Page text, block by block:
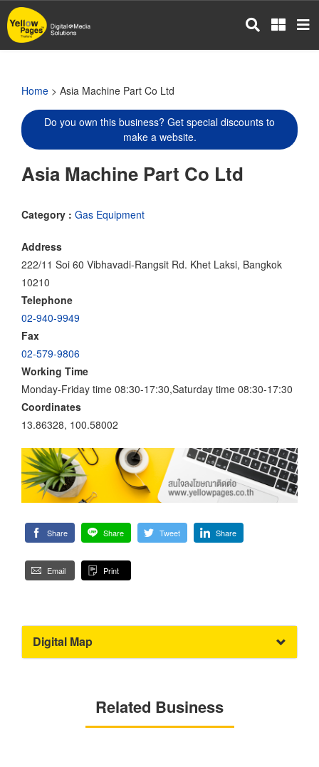
Skip
to
main
Home > Asia Machine Part Co Ltd
Do you own this business? Get special discounts to
make a website.
Asia Machine Part Co Ltd
Category : Gas Equipment
Address
222/11 Soi 60 Vibhavadi-Rangsit Rd. Khet Laksi, Bangkok
10210
Telephone
02-940-9949
Fax
02-579-9806
Working Time
Monday-Friday time 08:30-17:30,Saturday time 08:30-17:30
Coordinates
13.86328, 100.58002
Share Share Tweet Share
Email Print
Digital Map
Related Business